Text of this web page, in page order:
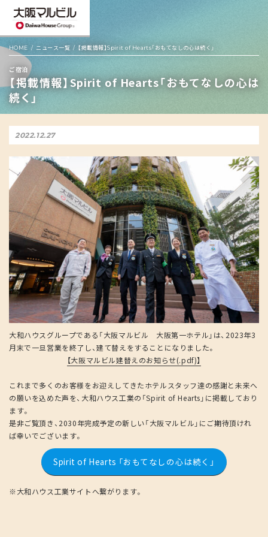
HOME ニュース一覧 【掲載情報】Spirit of Hearts「おもてなしの心は続く」
ご宿泊
【掲載情報】Spirit of Hearts「おもてなしの心は
続く」
2022.12.27
大和ハウスグループである「大阪マルビル 大阪第一ホテル」は、2023年3
月末で一旦営業を終了し、建て替えをすることになりました。
【大阪マルビル建替えのお知らせ(.pdf)】
これまで多くのお客様をお迎えしてきたホテルスタッフ達の感謝と未来へ
の願いを込めた声を、大和ハウス工業の「Spirit of Hearts」に掲載しており
ます。
是非ご覧頂き、2030年完成予定の新しい「大阪マルビル」にご期待頂けれ
ば幸いでございます。
Spirit of Hearts 「おもてなしの心は続く」
※大和ハウス工業サイトへ繋がります。